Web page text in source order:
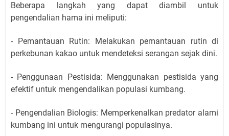
Beberapa langkah yang dapat diambil untuk
pengendalian hama ini meliputi:
- Pemantauan Rutin: Melakukan pemantauan rutin di
perkebunan kakao untuk mendeteksi serangan sejak dini.
- Penggunaan Pestisida: Menggunakan pestisida yang
efektif untuk mengendalikan populasi kumbang.
- Pengendalian Biologis: Memperkenalkan predator alami
kumbang ini untuk mengurangi populasinya.